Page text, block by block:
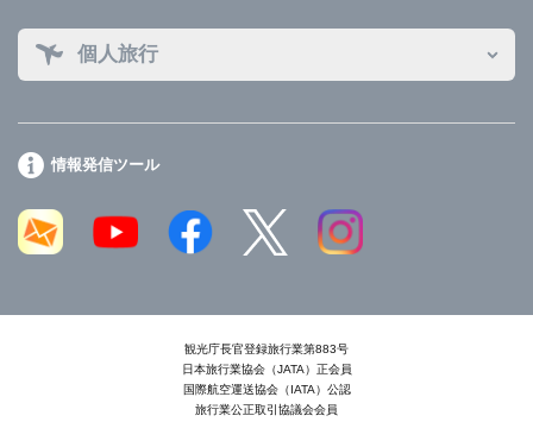
個人旅行
情報発信ツール
観光庁長官登録旅行業第883号
日本旅行業協会（JATA）正会員
国際航空運送協会（IATA）公認
旅行業公正取引協議会会員